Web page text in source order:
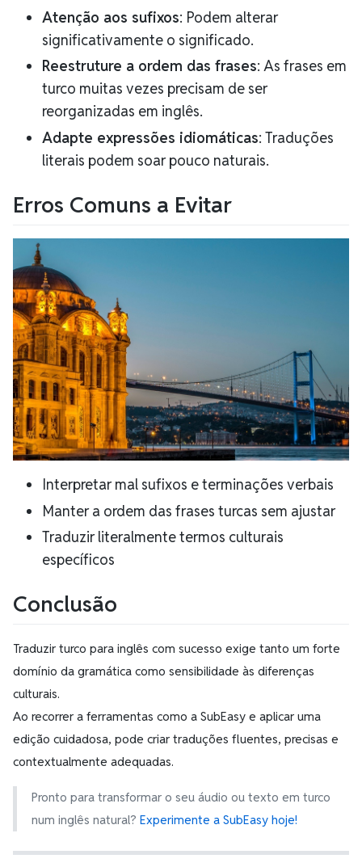
Atenção aos sufixos: Podem alterar
significativamente o significado.
Reestruture a ordem das frases: As frases em
turco muitas vezes precisam de ser
reorganizadas em inglês.
Adapte expressões idiomáticas: Traduções
literais podem soar pouco naturais.
Erros Comuns a Evitar
Interpretar mal sufixos e terminações verbais
Manter a ordem das frases turcas sem ajustar
Traduzir literalmente termos culturais
específicos
Conclusão
Traduzir turco para inglês com sucesso exige tanto um forte
domínio da gramática como sensibilidade às diferenças
culturais.
Ao recorrer a ferramentas como a SubEasy e aplicar uma
edição cuidadosa, pode criar traduções fluentes, precisas e
contextualmente adequadas.
Pronto para transformar o seu áudio ou texto em turco
num inglês natural? Experimente a SubEasy hoje!